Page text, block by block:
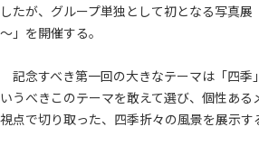
したが、グループ単独として初となる写真
～」を開催する。
記念すべき第一回の大きなテーマは「四季
いうべきこのテーマを敢えて選び、個性あ
視点で切り取った、四季折々の風景を展示す